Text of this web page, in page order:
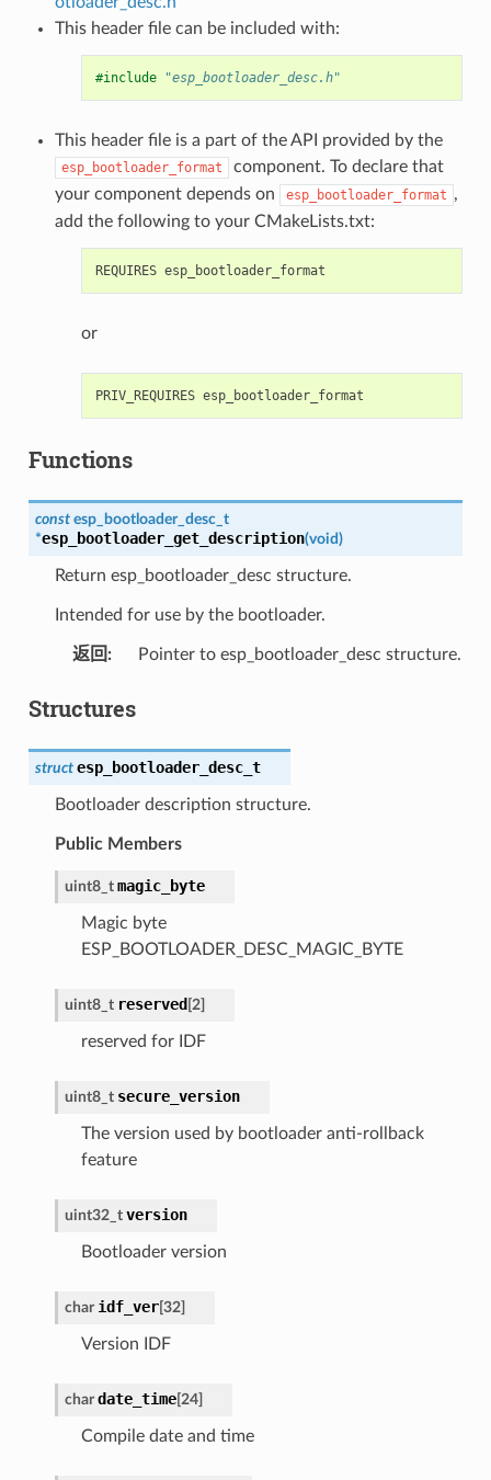
This header file can be included with:
#include "esp_bootloader_desc.h"
This header file is a part of the API provided by the
esp_bootloader_format
component. To declare that
your component depends on
esp_bootloader_format ,
add the following to your CMakeLists.txt:
or
Functions
const esp_bootloader_desc_t
*esp_bootloader_get_description(void)
Return esp_bootloader_desc structure.
Intended for use by the bootloader.
返回 : Pointer to esp_bootloader_desc structure.
Structures
struct esp_bootloader_desc_t
Bootloader description structure.
Public Members
uint8_t magic_byte
Magic byte
ESP_BOOTLOADER_DESC_MAGIC_BYTE
uint8_t reserved [2]
reserved for IDF
uint8_t secure_version
The version used by bootloader anti-rollback
feature
uint32_t version
Bootloader version
char idf_ver[32]
Version IDF
char date_time[24]
Compile date and time